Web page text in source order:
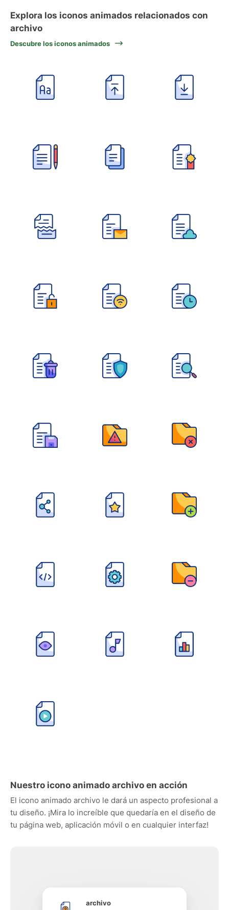
Explora los iconos animados relacionados con
archivo
Descubre los iconos animados
Nuestro icono animado archivo en acción
El icono animado archivo le dará un aspecto profesional a
tu diseño. ¡Mira lo increíble que quedaría en el diseño de
tu página web, aplicación móvil o en cualquier interfaz!
archivo